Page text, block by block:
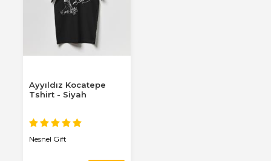
Ayyıldız Kocatepe
Tshirt - Siyah
Nesnel Gift